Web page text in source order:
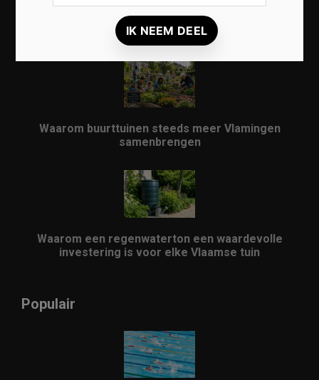
Lokale markten herontdekken: waarom ze
opnieuw populair worden in Vlaanderen
Waarom buurttuinen steeds meer Vlamingen
samenbrengen
Waarom een regenwaterton een waardevolle
investering is voor elke Vlaamse tuin
Populair